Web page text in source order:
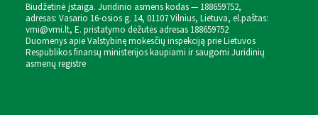
Biudžetinė įstaiga. Juridinio asmens kodas — 188659752,
adresas: Vasario 16-osios g. 14, 01107 Vilnius, Lietuva, el.paštas:
vmi@vmi.lt, E. pristatymo dėžutės adresas 188659752
Duomenys apie Valstybinę mokesčių inspekciją prie Lietuvos
Respublikos finansų ministerijos kaupiami ir saugomi Juridinių
asmenų registre